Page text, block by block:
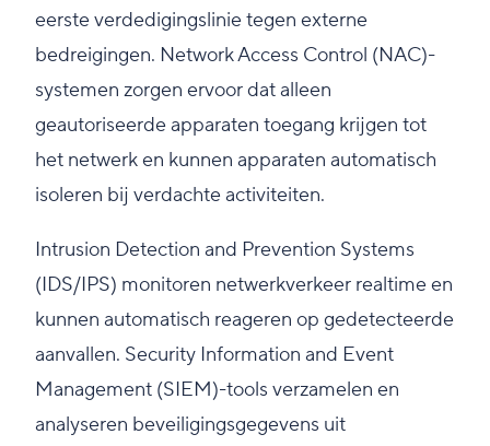
eerste verdedigingslinie tegen externe
bedreigingen. Network Access Control (NAC)-
systemen zorgen ervoor dat alleen
geautoriseerde apparaten toegang krijgen tot
het netwerk en kunnen apparaten automatisch
isoleren bij verdachte activiteiten.
Intrusion Detection and Prevention Systems
(IDS/IPS) monitoren netwerkverkeer realtime en
kunnen automatisch reageren op gedetecteerde
aanvallen. Security Information and Event
Management (SIEM)-tools verzamelen en
analyseren beveiligingsgegevens uit